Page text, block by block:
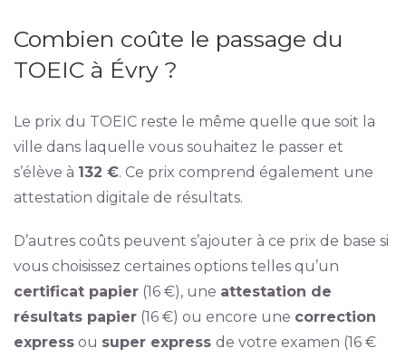
Combien coûte le passage du
TOEIC à Évry ?
Le prix du TOEIC reste le même quelle que soit la
ville dans laquelle vous souhaitez le passer et
s’élève à 132 €. Ce prix comprend également une
attestation digitale de résultats.
D’autres coûts peuvent s’ajouter à ce prix de base si
vous choisissez certaines options telles qu’un
certificat papier(16 €), une attestation de
résultats papier(16 €) ou encore une correction
expressou super express de votre examen (16 €